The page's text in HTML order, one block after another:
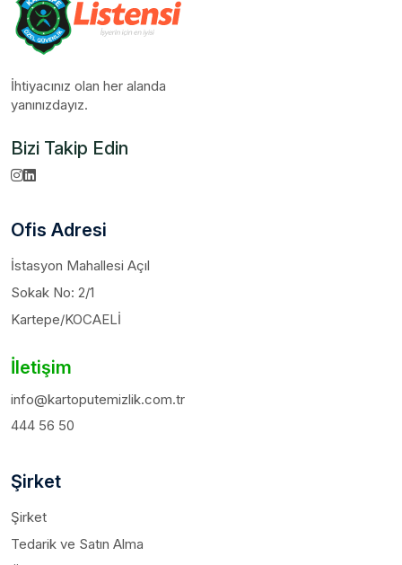
İhtiyacınız olan her alanda
yanınızdayız.
Bizi Takip Edin
Ofis Adresi
İstasyon Mahallesi Açıl
Sokak No: 2/1
Kartepe/KOCAELİ
İletişim
info@kartoputemizlik.com.tr
444 56 50
Şirket
Şirket
Tedarik ve Satın Alma